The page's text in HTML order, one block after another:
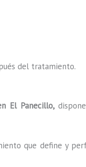
del tratamiento.
El Panecillo,
que define y